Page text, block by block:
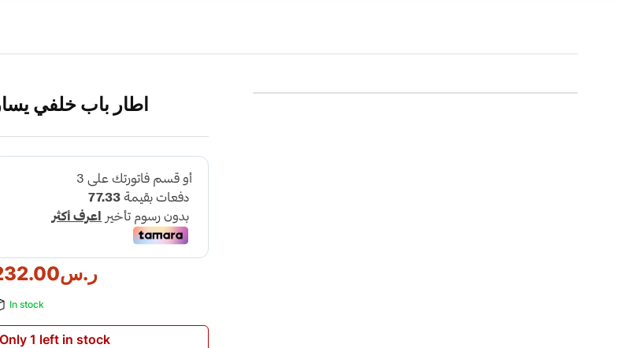
اطار باب خلفي
ر.س
In stock
Only 1 left in stock